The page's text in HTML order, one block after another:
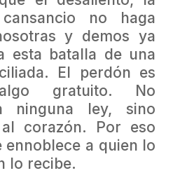
no haga
y demos ya
esta batalla de una
El perdón es
gratuito. No
ninguna ley, sino
al corazón. Por eso
ennoblece a quien lo
lo recibe.